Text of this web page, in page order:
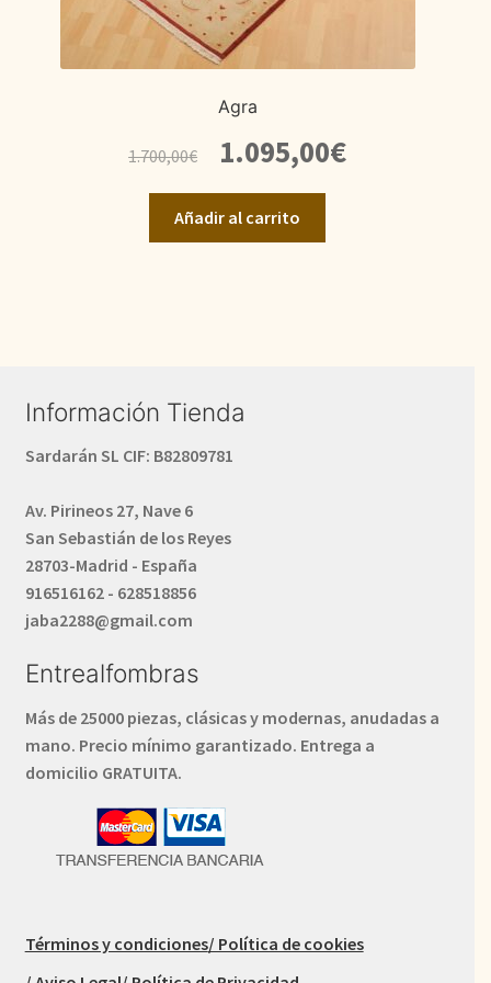
Agra
1.700,00€
precio
original
era:
1.700,00€.
1.095,00€El
precio
Añadir al carrito
Información Tienda
Sardarán SL CIF: B82809781
Av. Pirineos 27, Nave 6
San Sebastián de los Reyes
28703-Madrid - España
916516162 - 628518856
jaba2288@gmail.com
Entrealfombras
Más de 25000 piezas, clásicas y modernas, anudadas a
mano. Precio mínimo garantizado. Entrega a
domicilio GRATUITA.
Términos y condiciones/ Política de cookies